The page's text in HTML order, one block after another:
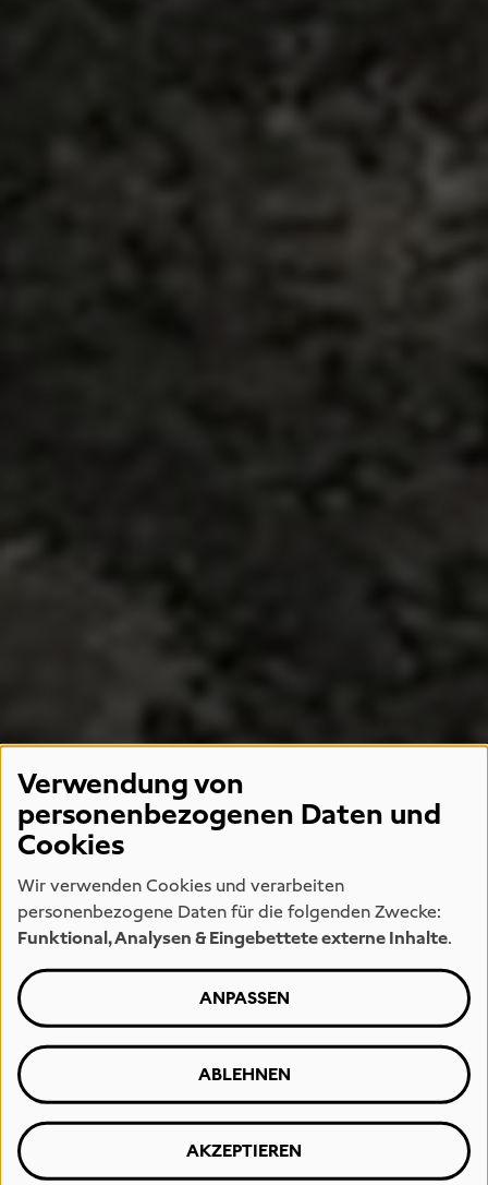
Verwendung von
personenbezogenen Daten und
Cookies
Wir verwenden Cookies und verarbeiten
personenbezogene Daten für die folgenden Zwecke:
Funktional, Analysen & Eingebettete externe Inhalte.
ANPASSEN
ABLEHNEN
AKZEPTIEREN